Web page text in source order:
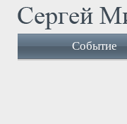
Событие